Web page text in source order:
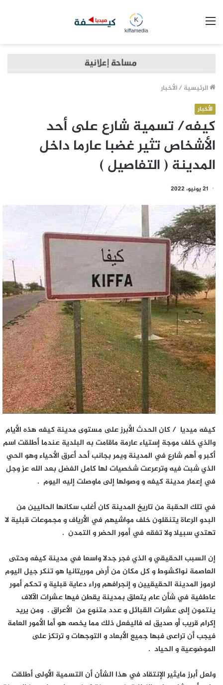
الرئيسية /الأخبار
الأخبار
كيفه/ تسمية شارع على أحد
الأشخاص تثير غضبا عارما داخل
المدينة ( التفاصيل )
21 يونيو، 2022
كيفه ميديا / كان الحدث الأبرز على مستوى مدينة كيفه هذه الأيام
والذي خلف موجة إستياء عارمة ماقامت به البلدية عندما أطلقت اسم
أكبر و أهم شارع في المدينة ويمر بجانب أحد أعرق الأحياء وهو الحي
الذي شبت فيه وترعرعت شخصيات لها كامل الفضل بعد الله عز وجل
في إعمار مدينة كيفه و وصولها إلى ماوصلت إليه اليوم .
في تلك الحقبة من تاريخ المدينة كان أغلب سكانها الحاليين من
البدو الرعاة يتنقلون خلف مواشيهم في الأرياف و مجموعات قبلية لا
تهتدي سبيلا ولا تفقه في أمور الحضر و التمدن .
إن السبب الحقيقي و الذي فجر جدلا واسعا في مدينة كيفه وحتى
العاصمة نواكشوط و كل مكان من أرض موريتانيا هو تنكر جيل اليوم
لرموز المدينة الحقيقيين و إنجرافهم وراء دعاية قبلية و تحكم أمور
عاطفية في شأن عام يتعلق بمدينة يقطن فيها عشرات الآلاف
ينتمون إلى عشرات القبائل و عدد متنوع من الأعراق . ومن يريد
إكرام قريب أو صديق له فاليفعل ذلك مما يخصه هو أما الأمور العامة
فيجب أن تراعى فبها جميع الأبعاد و التوجهات و ترتكز على
الموضوعية و الحياد .
ولعل أبرز مايثير الإنتقاد في هذا الشأن أن التسمية الأولى أطلقت